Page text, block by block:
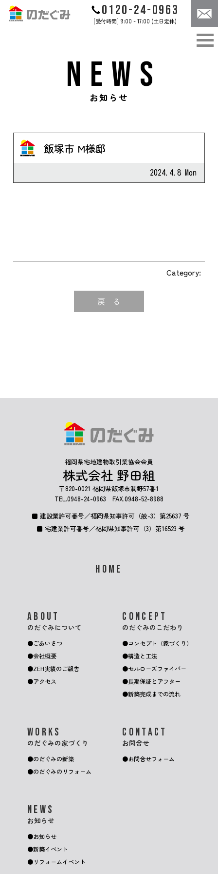
0120-24-0963
[受付時間] 9:00 - 17:00 (土日定休)
WORKS
のだぐみの家づくり
CASES
お問合せは
NEWS
お知らせ
飯塚市 M様邸
2024.4.8 Mon
Category:
戻 る
福岡県宅地建物取引業協会会員
株式会社 野田組
〒820-0021 福岡県飯塚市潤野57番1
TEL.0948-24-0963 FAX.0948-52-8988
建設業許可番号／福岡県知事許可（般-3）第25637 号
宅建業許可番号／福岡県知事許可（3）第16523 号
HOME
ABOUT
のだぐみについて
ごあいさつ
会社概要
ZEH実績のご報告
アクセス
CONCEPT
のだぐみのこだわり
コンセプト（家づくり）
構造と工法
セルローズファイバー
長期保証とアフター
新築完成までの流れ
WORKS
のだぐみの家づくり
のだぐみの新築
のだぐみのリフォーム
CONTACT
お問合せ
お問合せフォーム
NEWS
お知らせ
お知らせ
新築イベント
リフォームイベント